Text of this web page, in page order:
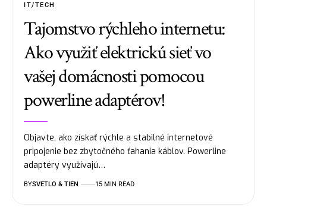
IT/TECH
Tajomstvo rýchleho internetu:
Ako využiť elektrickú sieť vo
vašej domácnosti pomocou
powerline adaptérov!
Objavte, ako získať rýchle a stabilné internetové
pripojenie bez zbytočného ťahania káblov. Powerline
adaptéry využívajú…
BYSVETLO & TIEN 15 MIN READ